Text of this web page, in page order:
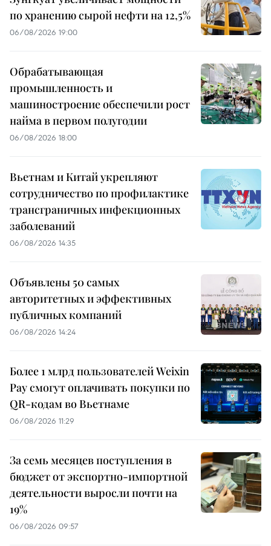
по хранению сырой нефти на 12,5%
06/08/2026 19:00
Обрабатывающая
промышленность и
машиностроение обеспечили рост
найма в первом полугодии
06/08/2026 18:00
Вьетнам и Китай укрепляют
сотрудничество по профилактике
трансграничных инфекционных
заболеваний
06/08/2026 14:35
Объявлены 50 самых
авторитетных и эффективных
публичных компаний
06/08/2026 14:24
Более 1 млрд пользователей Weixin
Pay смогут оплачивать покупки по
QR-кодам во Вьетнаме
06/08/2026 11:29
За семь месяцев поступления в
бюджет от экспортно-импортной
деятельности выросли почти на
19%
06/08/2026 09:57